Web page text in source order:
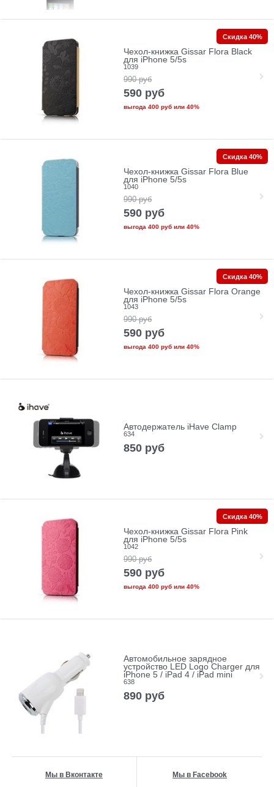
Чехол-книжка Gissar Flora Black
для iPhone 5/5s
1039
990 руб
590 руб
выгода 400 рубили 40%
Скидка 40%
Чехол-книжка Gissar Flora Blue
для iPhone 5/5s
1040
990 руб
590 руб
выгода 400 рубили 40%
Скидка 40%
Чехол-книжка Gissar Flora Orange
для iPhone 5/5s
1043
990 руб
590 руб
выгода 400 рубили 40%
Скидка 40%
Автодержатель iHave Clamp
634
850 руб
Чехол-книжка Gissar Flora Pink
для iPhone 5/5s
1042
990 руб
590 руб
выгода 400 рубили 40%
Скидка 40%
Автомобильное зарядное
устройство LED Logo Charger для
iPhone 5 / iPad 4 / iPad mini
638
890 руб
Мы в Вконтакте Мы в Facebook